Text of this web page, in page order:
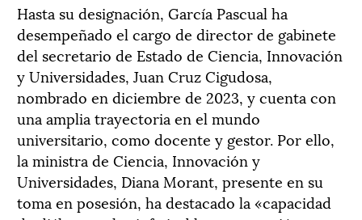
Hasta su designación, García Pascual ha
desempeñado el cargo de director de gabinete
del secretario de Estado de Ciencia, Innovación
y Universidades, Juan Cruz Cigudosa,
nombrado en diciembre de 2023, y cuenta con
una amplia trayectoria en el mundo
universitario, como docente y gestor. Por ello,
la ministra de Ciencia, Innovación y
Universidades, Diana Morant, presente en su
toma en posesión, ha destacado la «capacidad